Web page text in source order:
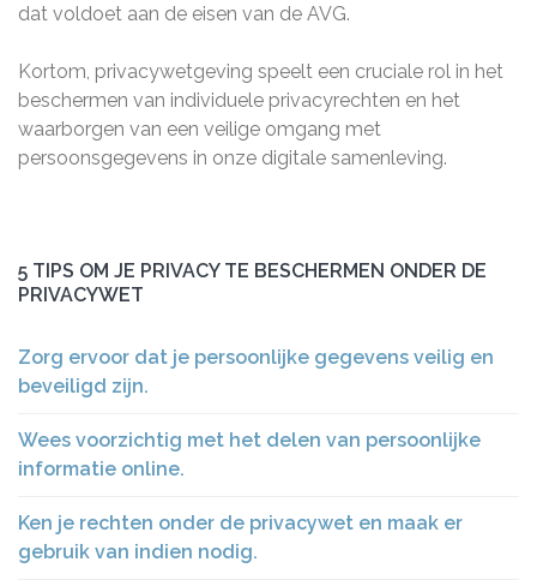
dat voldoet aan de eisen van de AVG.
Kortom, privacywetgeving speelt een cruciale rol in het
beschermen van individuele privacyrechten en het
waarborgen van een veilige omgang met
persoonsgegevens in onze digitale samenleving.
5 TIPS OM JE PRIVACY TE BESCHERMEN ONDER DE
PRIVACYWET
Zorg ervoor dat je persoonlijke gegevens veilig en
beveiligd zijn.
Wees voorzichtig met het delen van persoonlijke
informatie online.
Ken je rechten onder de privacywet en maak er
gebruik van indien nodig.